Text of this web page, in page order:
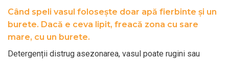
Când speli vasul folosește doar apă fierbinte și un
burete. Dacă e ceva lipit, freacă zona cu sare
mare, cu un burete.
Detergenții distrug asezonarea, vasul poate rugini sau